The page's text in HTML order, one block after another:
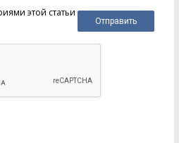
этой статьи